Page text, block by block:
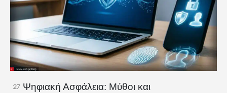
27 Ψηφιακή Ασφάλεια: Μύθοι και